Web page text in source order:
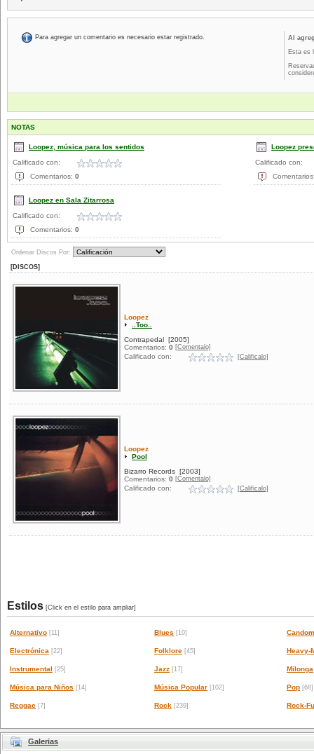
Para agregar un comentario es necesario estar registrado.
Al
Esta es
NOTAS
Loopez, música para los sentidos
Calificado con:
Comentarios: 0
Loopez
Calificado con:
Loopez en Sala Zitarrosa
Calificado con:
Comentarios: 0
Ordenar Discos Por:
[DISCOS]
Loopez
..Too..
Contrapedal [2005]
Comentarios: 0 [Comentalo]
Calificado con: [Calificalo]
Loopez
Pool
Bizarro Records [2003]
Comentarios: 0 [Comentalo]
Calificado con: [Calificalo]
Estilos [Click en el estilo para ampliar]
Alternativo [11] Blues [10]
Electrónica [22] Folklore [45] Heavy-
Instrumental [25] Jazz [17] Milonga
Música para Niños [14] Música Popular [102] Pop [68]
Reggae [7] Rock [239] Rock-
Galerias